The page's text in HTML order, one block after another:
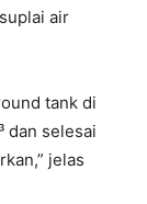
air
tank di
dan selesai
jelas